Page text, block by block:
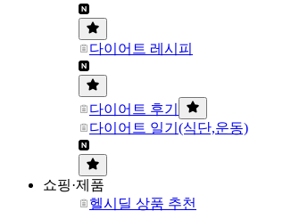
다이어트 레시피
다이어트 후기
다이어트 일기(식단,운동)
쇼핑·제품
헬시딜 상품 추천